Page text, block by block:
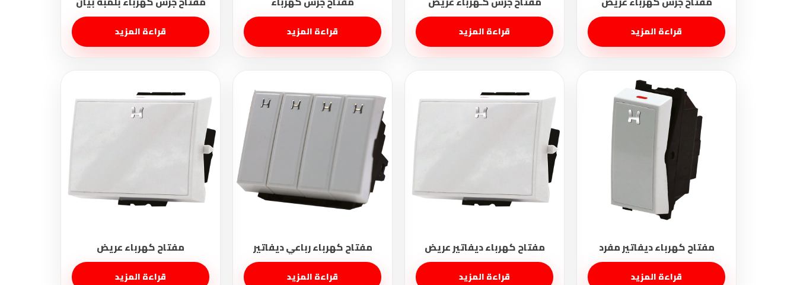
قراءة المزيد قراءة المزيد قراءة المزيد قراءة المزيد
قراءة المزيد قراءة المزيد قراءة المزيد قراءة المزيد